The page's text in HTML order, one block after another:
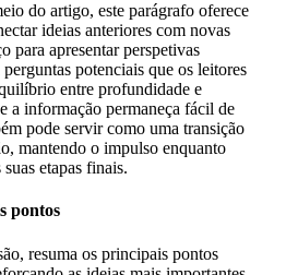
do artigo, este parágrafo oferece
ideias anteriores com novas
para apresentar perspetivas
potenciais que os leitores
entre profundidade e
a informação permaneça fácil de
pode servir como uma transição
mantendo o impulso enquanto
etapas finais.
pontos
resuma os principais pontos